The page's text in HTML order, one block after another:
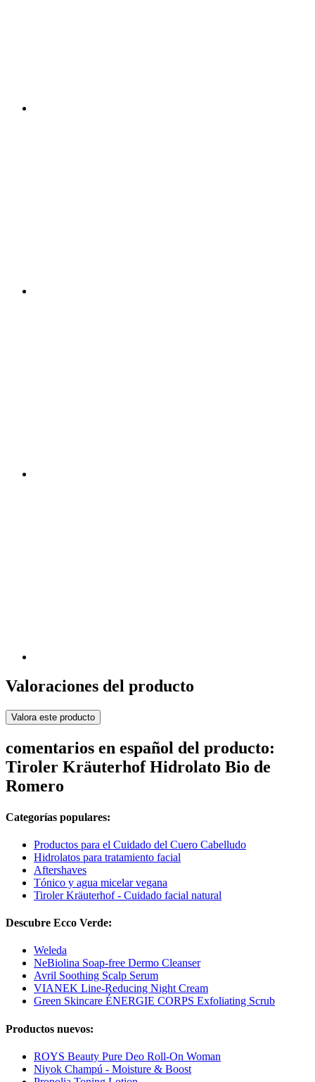
Valoraciones del producto
Valora este producto
comentarios en español del producto:
Tiroler Kräuterhof Hidrolato Bio de
Romero
Categorías populares:
Productos para el Cuidado del Cuero Cabelludo
Hidrolatos para tratamiento facial
Aftershaves
Tónico y agua micelar vegana
Tiroler Kräuterhof - Cuidado facial natural
Descubre Ecco Verde:
Weleda
NeBiolina Soap-free Dermo Cleanser
Avril Soothing Scalp Serum
VIANEK Line-Reducing Night Cream
Green Skincare ÉNERGIE CORPS Exfoliating Scrub
Productos nuevos:
ROYS Beauty Pure Deo Roll-On Woman
Niyok Champú - Moisture & Boost